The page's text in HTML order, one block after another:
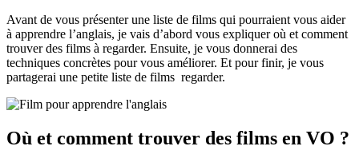
Avant de vous présenter une liste de films qui pourraient vous aider
à apprendre l’anglais, je vais d’abord vous expliquer où et comment
trouver des films à regarder. Ensuite, je vous donnerai des
techniques concrètes pour vous améliorer. Et pour finir, je vous
partagerai une petite liste de films regarder.
Où et comment trouver des films en VO ?